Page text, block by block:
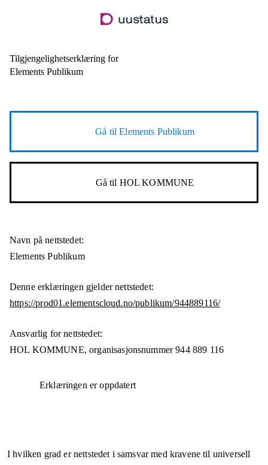
til
Tilgjengelighetserklæring for
Elements Publikum
Gå tilElements Publikum
Gå til HOL KOMMUNE
Navn på nettstedet:
Elements Publikum
Denne erklæringen gjelder nettstedet:
https://prod01.elementscloud.no/publikum/944889116/
Ansvarlig for nettstedet:
HOL KOMMUNE,organisasjonsnummer 944 889 116
Erklæringen er oppdatert
I hvilken grad er nettstedet i samsvar med kravene til universell